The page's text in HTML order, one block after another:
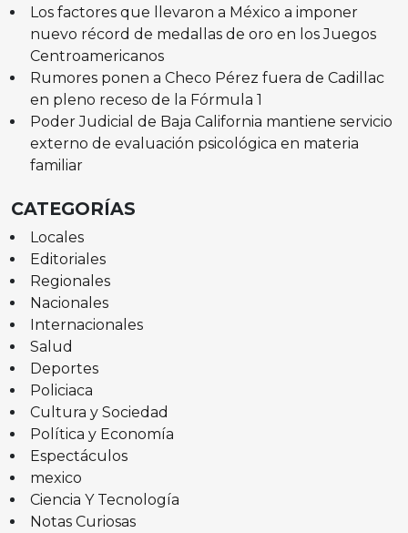
Los factores que llevaron a México a imponer
nuevo récord de medallas de oro en los Juegos
Centroamericanos
Rumores ponen a Checo Pérez fuera de Cadillac
en pleno receso de la Fórmula 1
Poder Judicial de Baja California mantiene servicio
externo de evaluación psicológica en materia
familiar
CATEGORÍAS
Locales
Editoriales
Regionales
Nacionales
Internacionales
Salud
Deportes
Policiaca
Cultura y Sociedad
Política y Economía
Espectáculos
mexico
Ciencia Y Tecnología
Notas Curiosas